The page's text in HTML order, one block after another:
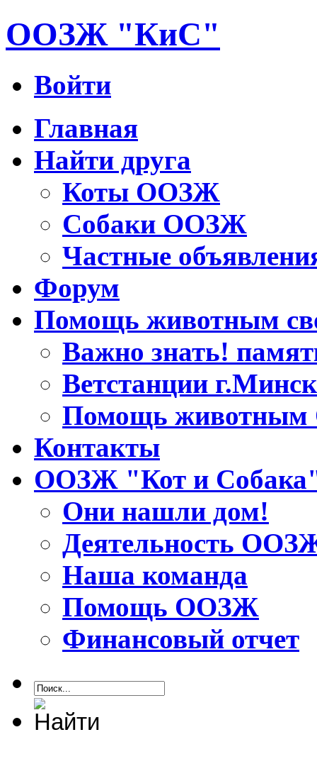
ООЗЖ "КиС"
Войти
Главная
Найти друга
Коты ООЗЖ
Собаки ООЗЖ
Частные
Форум
Помощь животным
Важно знать!
Ветстанции
Помощь
Контакты
ООЗЖ "Кот и
Они нашли дом!
Деятельность
Наша команда
Помощь ООЗЖ
Финансовый отчет